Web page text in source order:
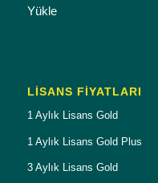
Yükle
LISANS FIYATLARI
1 Aylık Lisans Gold
1 Aylık Lisans Gold Plus
3 Aylık Lisans Gold